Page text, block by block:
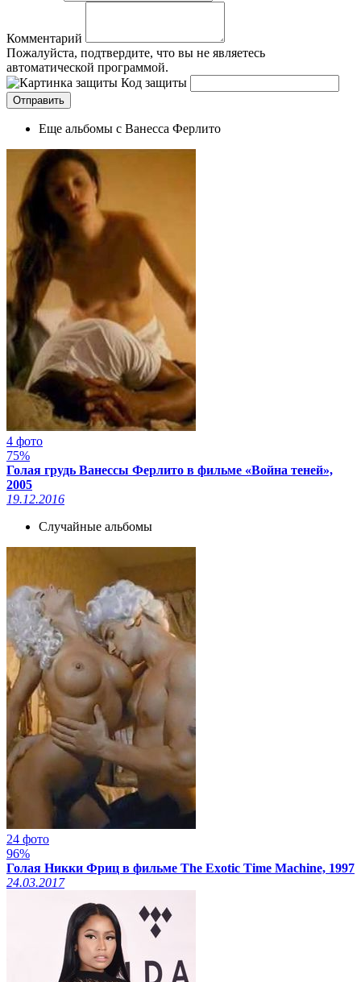
Комментарий
Пожалуйста, подтвердите, что вы не являетесь
автоматической программой.
Код защиты
Еще альбомы с Ванесса Ферлито
4 фото
75%
Голая грудь Ванессы Ферлито в фильме «Война теней»,
2005
19.12.2016
Случайные альбомы
24 фото
96%
Голая Никки Фриц в фильме The Exotic Time Machine, 1997
24.03.2017